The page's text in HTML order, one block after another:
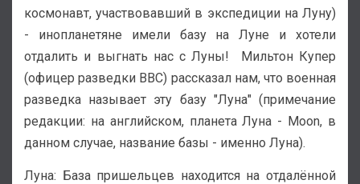
космонавт, участвовавший в экспедиции на Луну)
- инопланетяне имели базу на Луне и хотели
отдалить и выгнать нас с Луны! Мильтон Купер
(офицер разведки ВВС) рассказал нам, что военная
разведка называет эту базу "Луна" (примечание
редакции: на английском, планета Луна - Moon, в
данном случае, название базы - именно Луна).
Луна: База пришельцев находится на отдалённой